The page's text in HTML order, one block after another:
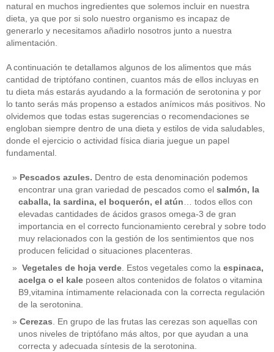
natural en muchos ingredientes que solemos incluir en nuestra
dieta, ya que por si solo nuestro organismo es incapaz de
generarlo y necesitamos añadirlo nosotros junto a nuestra
alimentación.
A continuación te detallamos algunos de los alimentos que más
cantidad de triptófano continen, cuantos más de ellos incluyas en
tu dieta más estarás ayudando a la formación de serotonina y por
lo tanto serás más propenso a estados anímicos más positivos. No
olvidemos que todas estas sugerencias o recomendaciones se
engloban siempre dentro de una dieta y estilos de vida saludables,
donde el ejercicio o actividad física diaria juegue un papel
fundamental.
Pescados azules. Dentro de esta denominación podemos
encontrar una gran variedad de pescados como el salmón, la
caballa, la sardina, el boquerón, el atún… todos ellos con
elevadas cantidades de ácidos grasos omega-3 de gran
importancia en el correcto funcionamiento cerebral y sobre todo
muy relacionados con la gestión de los sentimientos que nos
producen felicidad o situaciones placenteras.
Vegetales de hoja verde. Estos vegetales como la espinaca,
acelga o el kale poseen altos contenidos de folatos o vitamina
B9,vitamina íntimamente relacionada con la correcta regulación
de la serotonina.
Cerezas. En grupo de las frutas las cerezas son aquellas con
unos niveles de triptófano más altos, por que ayudan a una
correcta y adecuada síntesis de la serotonina.